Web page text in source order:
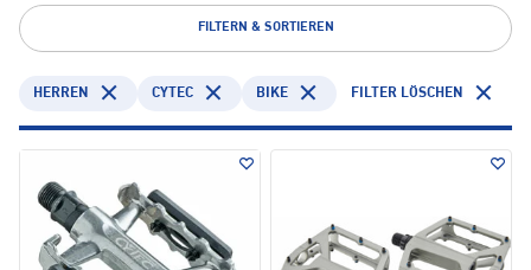
FILTERN & SORTIEREN
HERREN CYTEC BIKE FILTER LÖSCHEN